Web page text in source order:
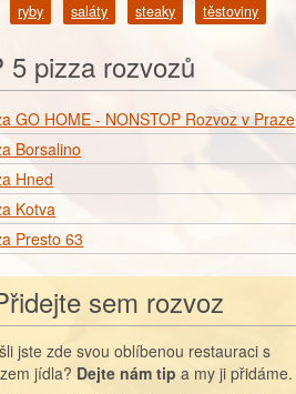
ryby saláty steaky těstoviny
5 pizza rozvozů
GO HOME - NONSTOP Rozvoz v Praze
Borsalino
Hned
Kotva
Presto 63
sem rozvoz
jste zde svou oblíbenou restauraci s
jídla? Dejte nám tip a my ji přidáme.